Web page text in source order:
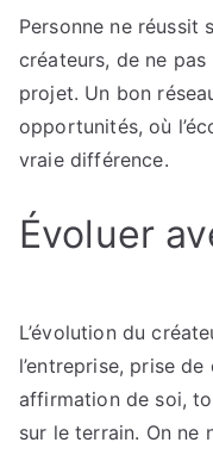
Personne ne réussit
créateurs, de ne
projet. Un bon
opportunités, où
vraie différence.
Évoluer
L’évolution du
l’entreprise, prise
affirmation de soi,
sur le terrain. On ne